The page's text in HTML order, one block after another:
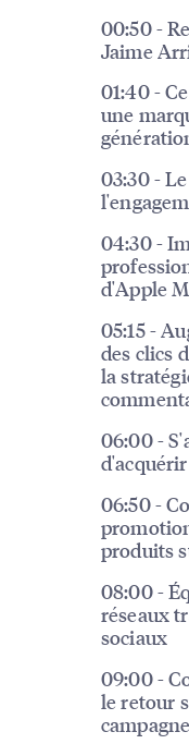
00:50 -
Jaime
01:40 -
une
03:30 -
04:30 -
d'Apple
05:15 -
des clics
la
06:00 -
06:50 -
produits
08:00 -
réseaux
sociaux
09:00 -
le retour